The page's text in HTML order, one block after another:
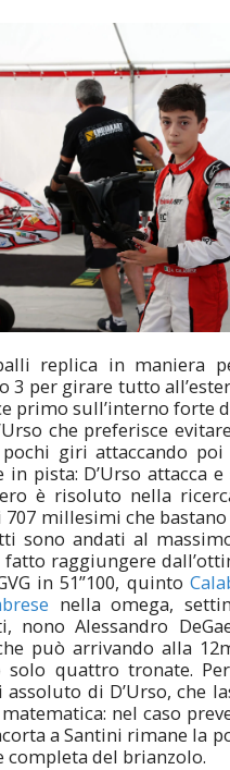
replica in maniera
per girare tutto
primo sull’interno forte
che preferisce
giri attaccando
pista: D’Urso attacca
è risoluto nella
millesimi che
sono andati al
raggiungere
in 51”100, quinto
nella omega,
nono Alessandro
può arrivando alla
solo quattro tronate.
di D’Urso, che
nel caso
a Santini rimane la
completa del brianzolo.